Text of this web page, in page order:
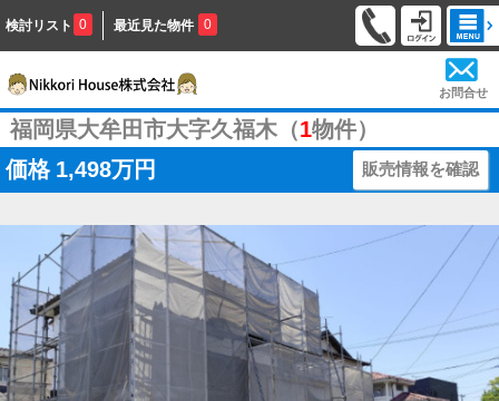
検討リスト 0 最近見た物件 0
お問合せ
福岡県大牟田市大字久福木（1物件）
価格 1,498万円 販売情報を確認